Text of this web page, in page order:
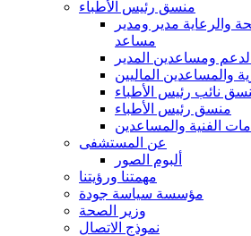
منسق رئيس الأطباء
مدير ومدير
مساعد
ومساعدين المدير
والمساعدين الماليين
نائب رئيس الأطباء
منسق رئيس الأطباء
الفنية والمساعدين
عن المستشفى
ألبوم الصور
مهمتنا ورؤيتنا
مؤسسة سياسة جودة
وزير الصحة
نموذج الاتصال